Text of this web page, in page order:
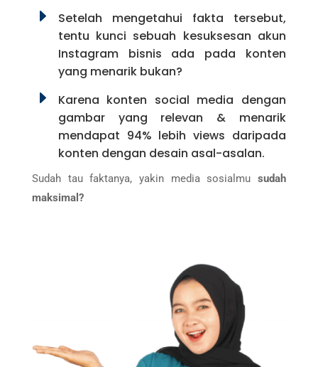
E
Setelah mengetahui fakta tersebut,
tentu kunci sebuah kesuksesan akun
Instagram bisnis ada pada konten
yang menarik bukan?
E
Karena konten social media dengan
gambar yang relevan & menarik
mendapat 94% lebih views daripada
konten dengan desain asal-asalan.
Sudah tau faktanya, yakin media sosialmusudah
maksimal?